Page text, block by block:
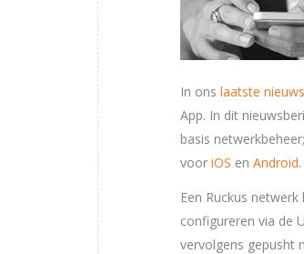
In ons laatste
App. In dit
basis
voor iOS en Android.
Een Ruckus
configureren via de
vervolgens gepusht